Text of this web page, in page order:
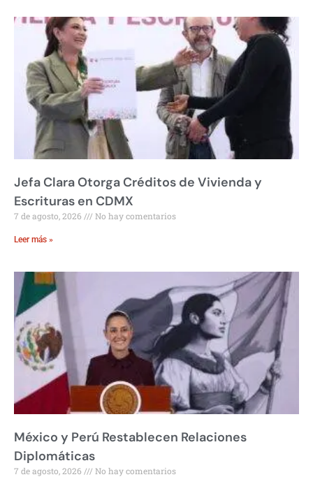
Jefa Clara Otorga Créditos de Vivienda y
Escrituras en CDMX
7 de agosto, 2026 No hay comentarios
Leer más »
México y Perú Restablecen Relaciones
Diplomáticas
7 de agosto, 2026 No hay comentarios